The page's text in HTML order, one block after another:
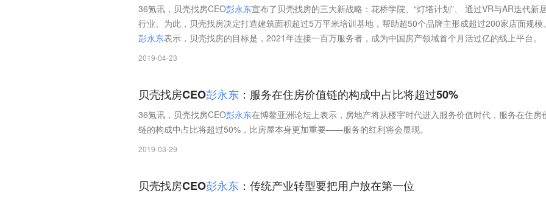
36氪讯，贝壳找房CEO彭永东宣布了贝壳找房的三大新战略：花桥学院、“灯塔计划”、 通过VR与AR迭代新
行业。为此，贝壳找房决定打造建筑面积超过5万平米培训基地，帮助超50个品牌主形成超过200家店面规模。
彭永东表示，贝壳找房的目标是，2021年连接一百万服务者，成为中国房产领域首个月活过亿的线上平台。
2019-04-23
贝壳找房CEO彭永东 ：服务在住房价值链的构成中占比将超过50%
36氪讯，贝壳找房CEO彭永东在博鳌亚洲论坛上表示，房地产将从楼宇时代进入服务价值时代，服务在住房
链的构成中占比将超过50%，比房屋本身更加重要——服务的红利将会显现。
2019-03-29
贝壳找房CEO彭永东 ：传统产业转型要把用户放在第一位